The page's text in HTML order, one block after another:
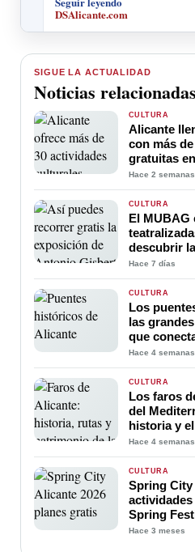
DSAlicante.com
SIGUE LA ACTUALIDAD
Noticias relacionadas
CULTURA
Alicante
con más
gratuitas
Hace 2 semanas
CULTURA
El MUBAG
descubrir
Gisbert
Hace 7 días
CULTURA
Los
las
que
marcaron
provincia
Hace 4 semanas
CULTURA
Los faros
del
historia y
Blanca
Hace 4 semanas
CULTURA
Spring City
Spring
Hace 3 meses